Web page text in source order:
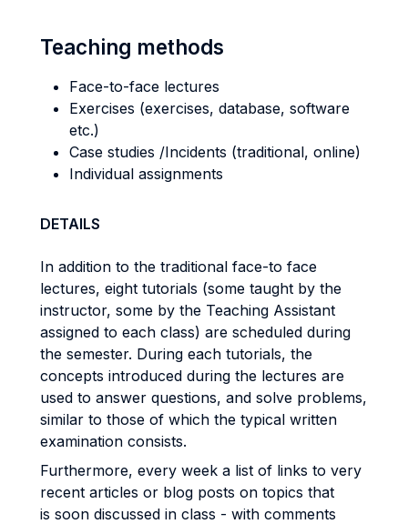
Teaching methods
Face-to-face lectures
Exercises (exercises, database, software
etc.)
Case studies /Incidents (traditional, online)
Individual assignments
DETAILS
In addition to the traditional face-to face
lectures, eight tutorials (some taught by the
instructor, some by the Teaching Assistant
assigned to each class) are scheduled during
the semester. During each tutorials, the
concepts introduced during the lectures are
used to answer questions, and solve problems,
similar to those of which the typical written
examination consists.
Furthermore, every week a list of links to very
recent articles or blog posts on topics that
is soon discussed in class - with comments